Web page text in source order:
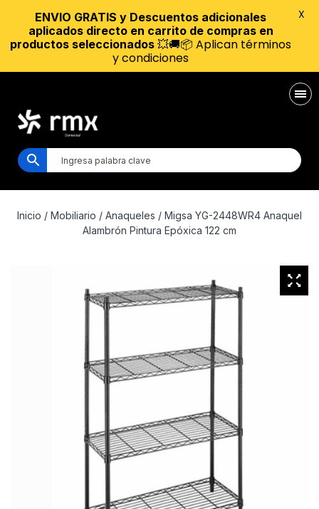
Inicio / Mobiliario / Anaqueles / Migsa YG-2448WR4 Anaquel
Alambrón Pintura Epóxica 122 cm
ENVIO GRATIS y Descuentos adicionales
aplicados directo en carrito de compras en
productos seleccionados 💥🚚📦 Aplican términos
y condiciones
X